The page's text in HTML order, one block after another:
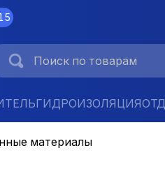
ГИДРОИЗОЛЯЦИЯ
материалы